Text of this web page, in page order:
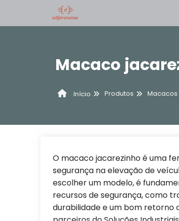
Macaco
Início Produtos
O macaco jacarezinho é uma
segurança na elevação de
escolher um modelo, é
recursos de segurança, como
durabilidade e um bom retorno